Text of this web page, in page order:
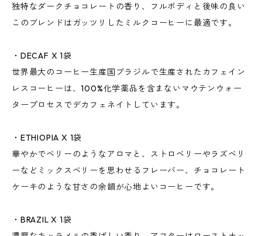
独特なダークチョコレートの香り、フルボディと後味の良い
このブレンドはガッツリしたミルクコーヒーに最適です。
・DECAF X 1袋
世界最大のコーヒー生産国ブラジルで生産されたカフェイン
レスコーヒーは、100%化学薬品を含まないマウテンウォー
タープロセスでデカフェネイトしています。
・ETHIOPIA X 1袋
華やかでベリーのようなアロマと、ストロベリーやラズベリ
ーなどミックスベリーを思わせるフレーバー、チョコレート
ケーキのような甘さの余韻が心地よいコーヒーです。
・BRAZIL X 1袋